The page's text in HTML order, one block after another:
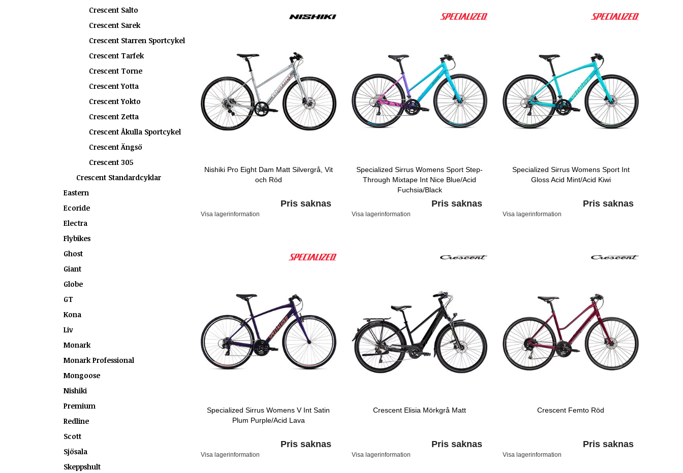
Crescent Salto
Crescent Sarek
Crescent Starren Sportcykel
Crescent Tarfek
Crescent Torne
Crescent Yotta
Crescent Yokto
Crescent Zetta
Crescent Åkulla Sportcykel
Crescent Ängsö
Crescent 305
Crescent Standardcyklar
Eastern
Ecoride
Electra
Flybikes
Ghost
Giant
Globe
GT
Kona
Liv
Monark
Monark Professional
Mongoose
Nishiki
Premium
Redline
Scott
Sjösala
Skeppshult
Nishiki Pro Eight Dam Matt Silvergrå, Vit
och Röd
Pris saknas
Visa lagerinformation
Specialized Sirrus Womens Sport Step-
Through Mixtape Int Nice Blue/Acid
Fuchsia/Black
Pris saknas
Visa lagerinformation
Specialized Sirrus Womens Sport Int
Gloss Acid Mint/Acid Kiwi
Pris saknas
Visa lagerinformation
Specialized Sirrus Womens V Int Satin
Plum Purple/Acid Lava
Pris saknas
Visa lagerinformation
Crescent Elisia Mörkgrå Matt
Pris saknas
Visa lagerinformation
Crescent Femto Röd
Pris saknas
Visa lagerinformation